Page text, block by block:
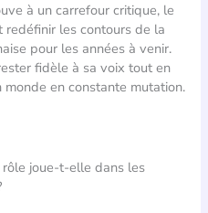
à un carrefour critique, le
redéfinir les contours de la
pour les années à venir.
fidèle à sa voix tout en
monde en constante mutation.
rôle joue-t-elle dans les